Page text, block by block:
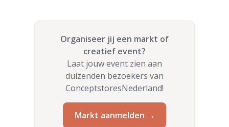
Organiseer jij een markt of
creatief event?
Laat jouw event zien aan
duizenden bezoekers van
ConceptstoresNederland!
Markt aanmelden →